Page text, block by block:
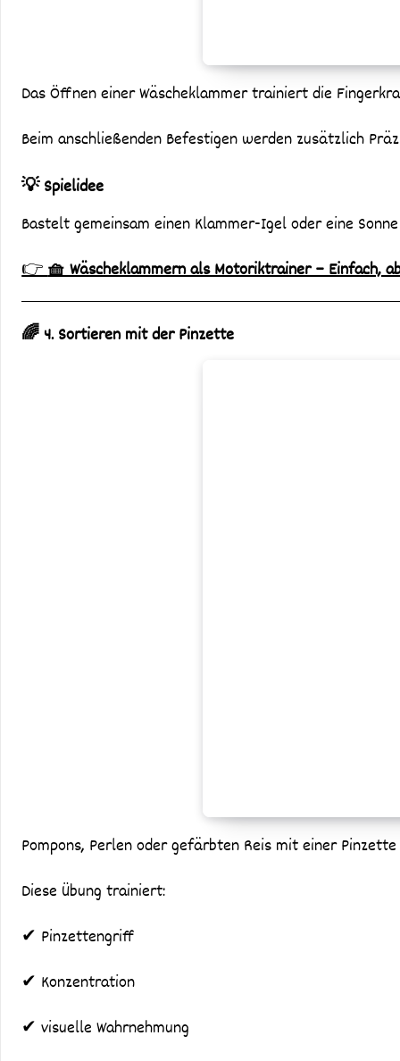
Das Öffnen einer Wäscheklammer trainiert die
Beim anschließenden Befestigen werden zusätzlich
💡 Spielidee
Bastelt gemeinsam einen Klammer-Igel oder eine
👉🧺 Wäscheklammern als Motoriktrainer – Einfach,
🌈 4. Sortieren mit der Pinzette
Pompons, Perlen oder gefärbten Reis mit einer
Diese Übung trainiert:
✔ Pinzettengriff
✔ Konzentration
✔ visuelle Wahrnehmung